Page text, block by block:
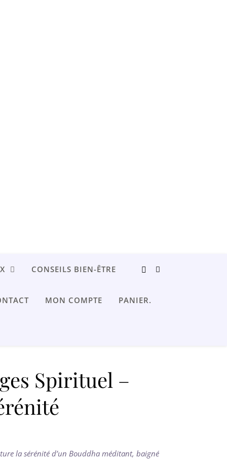
CONSEILS BIEN-ÊTRE
MON COMPTE PANIER.
Spirituel –
la sérénité d’un Bouddha méditant, baigné